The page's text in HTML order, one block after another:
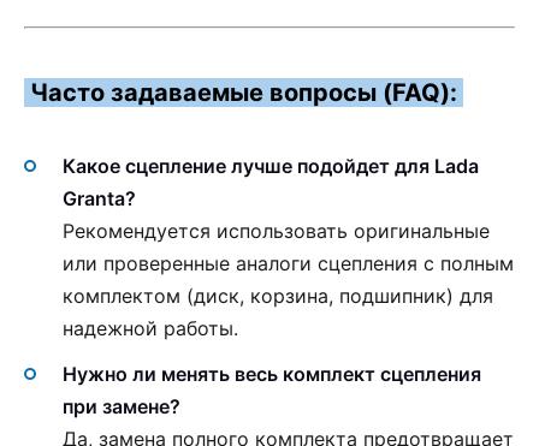
Часто задаваемые вопросы (FAQ):
Какое сцепление лучше подойдет для Lada
Granta?
Рекомендуется использовать оригинальные
или проверенные аналоги сцепления с полным
комплектом (диск, корзина, подшипник) для
надежной работы.
Нужно ли менять весь комплект сцепления
при замене?
Да, замена полного комплекта предотвращает